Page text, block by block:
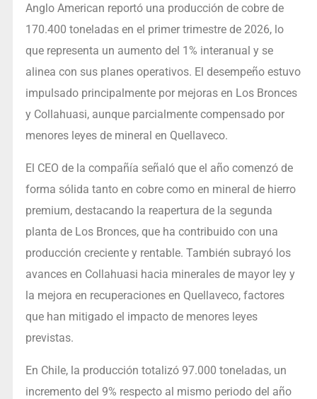
Anglo American reportó una producción de cobre de
170.400 toneladas en el primer trimestre de 2026, lo
que representa un aumento del 1% interanual y se
alinea con sus planes operativos. El desempeño estuvo
impulsado principalmente por mejoras en Los Bronces
y Collahuasi, aunque parcialmente compensado por
menores leyes de mineral en Quellaveco.
El CEO de la compañía señaló que el año comenzó de
forma sólida tanto en cobre como en mineral de hierro
premium, destacando la reapertura de la segunda
planta de Los Bronces, que ha contribuido con una
producción creciente y rentable. También subrayó los
avances en Collahuasi hacia minerales de mayor ley y
la mejora en recuperaciones en Quellaveco, factores
que han mitigado el impacto de menores leyes
previstas.
En Chile, la producción totalizó 97.000 toneladas, un
incremento del 9% respecto al mismo periodo del año